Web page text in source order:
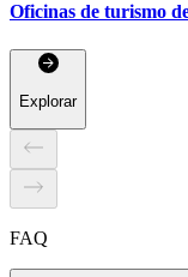
Oficinas de turismo
Explorar
FAQ